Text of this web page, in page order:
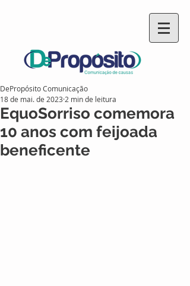
EquoSorriso comemora
10 anos com feijoada
beneficente
DePropósito Comunicação
18 de mai. de 2023 2 min de leitura